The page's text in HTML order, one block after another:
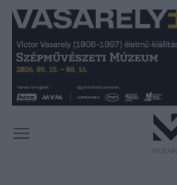
Skip
content